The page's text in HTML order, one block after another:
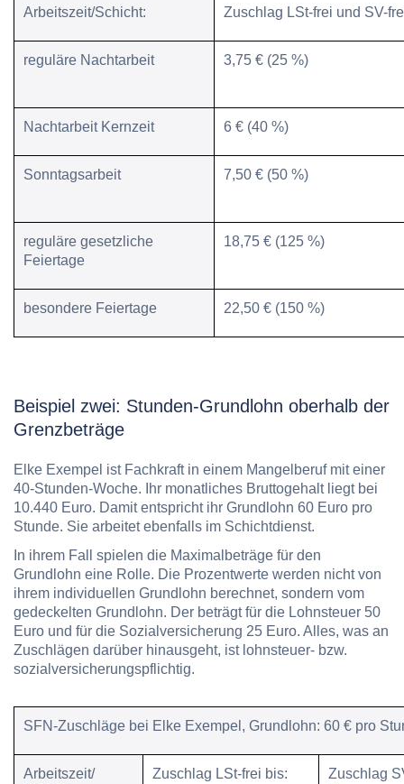
Arbeitszeit/Schicht: Zuschlag LSt-frei und SV-
reguläre Nachtarbeit 3,75 € (25 %)
Nachtarbeit Kernzeit 6 € (40 %)
Sonntagsarbeit 7,50 € (50 %)
reguläre gesetzliche
Feiertage
18,75 € (125 %)
besondere Feiertage 22,50 € (150 %)
Beispiel zwei: Stunden-Grundlohn oberhalb der
Grenzbeträge
Elke Exempel ist Fachkraft in einem Mangelberuf mit einer
40-Stunden-Woche. Ihr monatliches Bruttogehalt liegt bei
10.440 Euro. Damit entspricht ihr Grundlohn 60 Euro pro
Stunde. Sie arbeitet ebenfalls im Schichtdienst.
In ihrem Fall spielen die Maximalbeträge für den
Grundlohn eine Rolle. Die Prozentwerte werden nicht von
ihrem individuellen Grundlohn berechnet, sondern vom
gedeckelten Grundlohn. Der beträgt für die Lohnsteuer 50
Euro und für die Sozialversicherung 25 Euro. Alles, was an
Zuschlägen darüber hinausgeht, ist lohnsteuer- bzw.
sozialversicherungspflichtig.
SFN-Zuschläge bei Elke Exempel, Grundlohn: 60 € pro
Arbeitszeit/
Zuschlag LSt-frei bis:
Zuschlag